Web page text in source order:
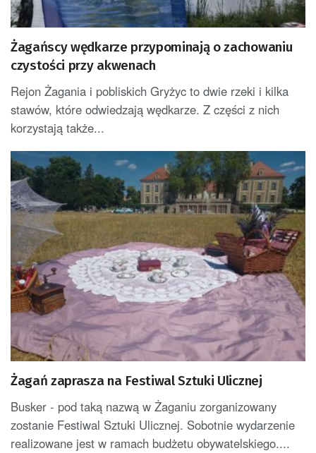
Żagańscy wędkarze przypominają o zachowaniu
czystości przy akwenach
Rejon Żagania i pobliskich Gryżyc to dwie rzeki i kilka
stawów, które odwiedzają wędkarze. Z części z nich
korzystają także...
Żagań zaprasza na Festiwal Sztuki Ulicznej
Busker - pod taką nazwą w Żaganiu zorganizowany
zostanie Festiwal Sztuki Ulicznej. Sobotnie wydarzenie
realizowane jest w ramach budżetu obywatelskiego....